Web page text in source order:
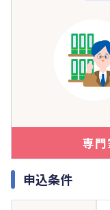
申込条件